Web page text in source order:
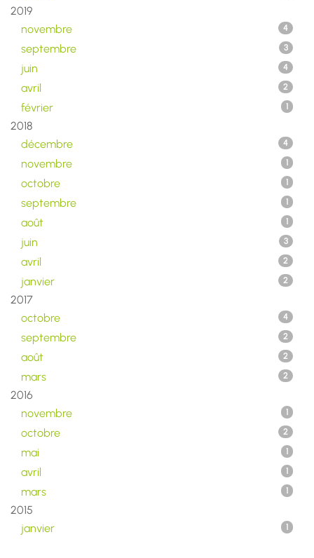
2019
novembre
4
septembre 3
juin 4
avril 2
février 1
2018
décembre
4
novembre 1
octobre 1
septembre 1
août 1
juin 3
avril 2
janvier 2
2017
octobre
4
septembre 2
août 2
mars 2
2016
novembre
1
octobre 2
mai 1
avril 1
mars 1
2015
janvier
1